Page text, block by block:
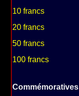
10 francs
20 francs
50 francs
100 francs
Commémoratives